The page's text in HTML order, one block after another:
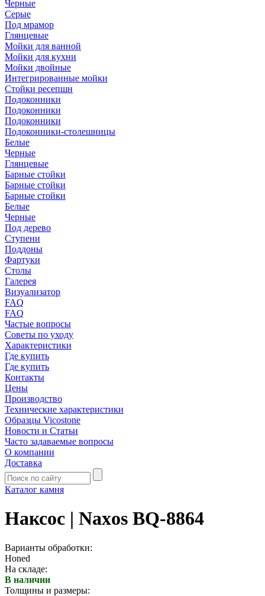
Черные
Серые
Под мрамор
Глянцевые
Мойки для ванной
Мойки для кухни
Мойки двойные
Интегрированные мойки
Стойки ресепшн
Подоконники
Подоконники
Подоконники
Подоконники-столешницы
Белые
Черные
Глянцевые
Барные стойки
Барные стойки
Барные стойки
Белые
Черные
Под дерево
Ступени
Поддоны
Фартуки
Столы
Галерея
Визуализатор
FAQ
FAQ
Частые вопросы
Советы по уходу
Характеристики
Где купить
Где купить
Контакты
Цены
Производство
Технические характеристики
Образцы Vicostone
Новости и Статьи
Часто задаваемые вопросы
О компании
Доставка
Каталог камня
Наксос | Naxos BQ-8864
Варианты обработки:
Honed
На складе:
В наличии
Толщины и размеры: